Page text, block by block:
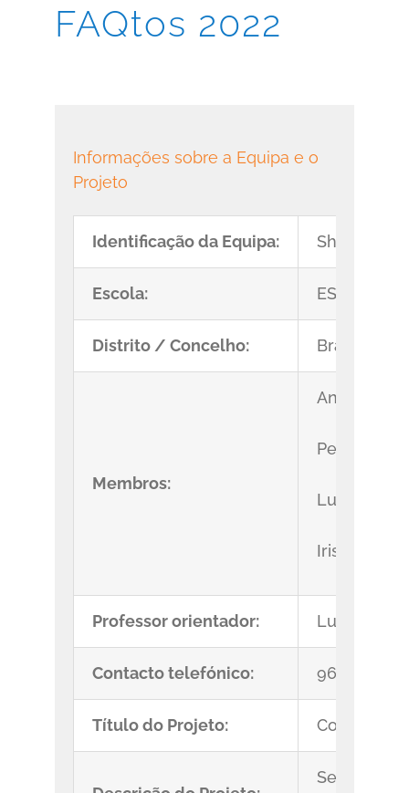
FAQtos 2022
Informações sobre a Equipa e o
Projeto
Identificação da Equipa: Sherlock
Escola: ES/3
Distrito / Concelho: Bragança/
Membros:
António
Pedro
Luís Filipe
Iris
Professor orientador: Luísa
Contacto telefónico: 963096988
Título do Projeto: Combater
Segundo o